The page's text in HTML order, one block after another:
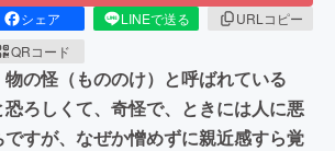
シェア LINEで送る
URLコピー
QRコード
の怪（もののけ）と呼ばれている
恐ろしくて、奇怪で、ときには人に悪
すが、なぜか憎めずに親近感すら覚